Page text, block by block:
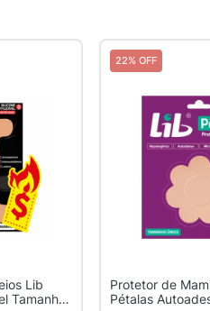
Lib
Tamanho
22% OFF
Protetor de
Pétalas